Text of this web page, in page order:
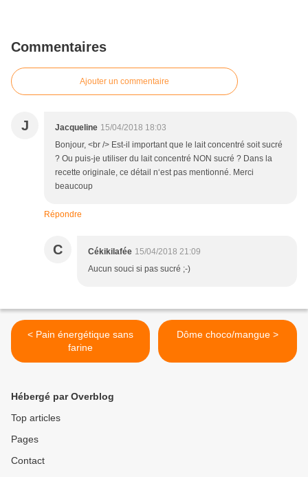
Commentaires
Ajouter un commentaire
J Jacqueline 15/04/2018 18:03
Bonjour, <br /> Est-il important que le lait concentré soit sucré
? Ou puis-je utiliser du lait concentré NON sucré ? Dans la
recette originale, ce détail n‘est pas mentionné. Merci
beaucoup
Répondre
C Cékikilafée 15/04/2018 21:09
Aucun souci si pas sucré ;-)
< Pain énergétique sans
farine
Dôme choco/mangue >
Hébergé par Overblog
Top articles
Pages
Contact